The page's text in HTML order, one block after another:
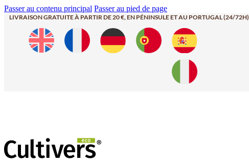
Passer au contenu principal Passer au pied de page
LIVRAISON GRATUITE À PARTIR DE 20 €, EN PÉNINSULE ET AU PORTUGAL (24/72H)